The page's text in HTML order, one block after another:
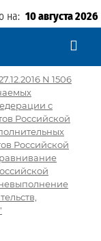
на: 10 августа 2026
N 1506
с
Российской
Российской